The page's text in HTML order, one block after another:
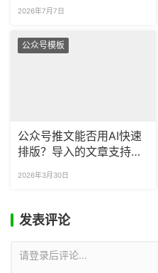
式？
2026年7月7日
公众号模板
公众号推文能否用AI快速
排版？导入的文章支持排
2026年3月30日
发表评论
请登录后评论...